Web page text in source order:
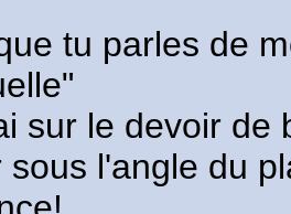
tu parles de
sur le devoir de
sous l'angle du